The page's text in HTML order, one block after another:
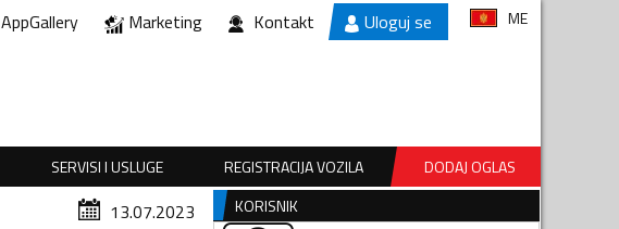
AppGallery Marketing Kontakt Uloguj se ME
SERVISI I USLUGE REGISTRACIJA VOZILA
DODAJ OGLAS
13.07.2023
KORISNIK